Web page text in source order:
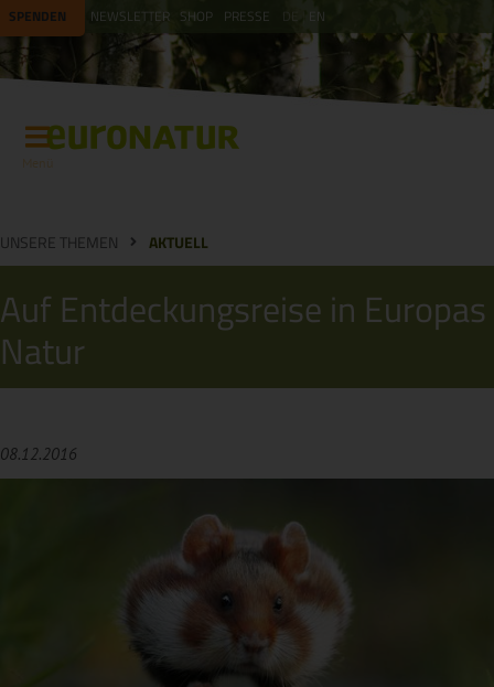
SPENDEN NEWSLETTER SHOP PRESSE EN
UNSERE THEMEN AKTUELL
Auf Entdeckungsreise in Europas
Natur
08.12.2016